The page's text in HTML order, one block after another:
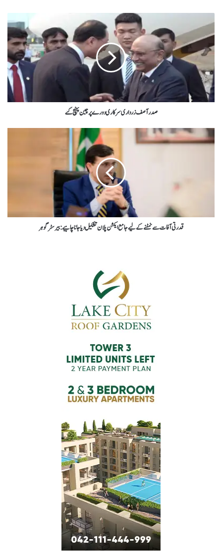
صدر آصف زرداری سرکاری دورے پر چین پہنچ گئے
قدرتی آفات سے نمٹنے کےلیے جامع ایکشن پلان تشکیل دیا جانا چاہیے : بیرسٹر گوہر